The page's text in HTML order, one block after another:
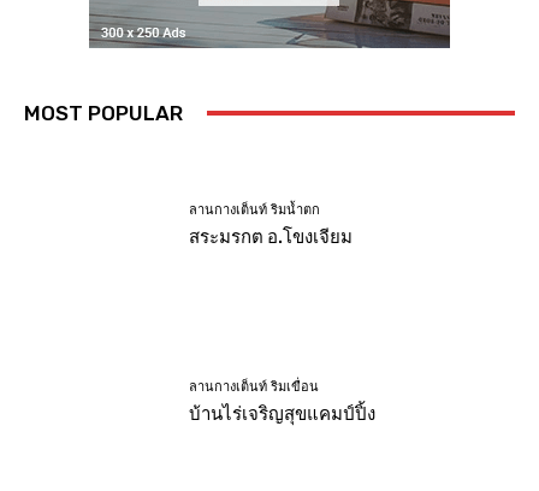
MOST POPULAR
ลานกางเต็นท์ ริมน้ำตก
สระมรกต อ.โขงเจียม
ลานกางเต็นท์ ริมเขื่อน
บ้านไร่เจริญสุขแคมป์ปิ้ง